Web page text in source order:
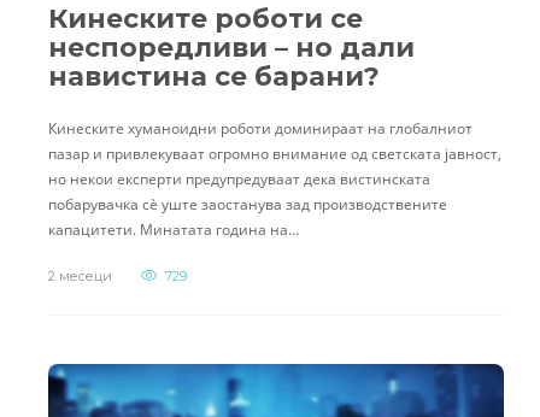
Кинеските роботи се
неспоредливи – но дали
навистина се барани?
Кинеските хуманоидни роботи доминираат на глобалниот
пазар и привлекуваат огромно внимание од светската јавност,
но некои експерти предупредуваат дека вистинската
побарувачка сè уште заостанува зад производствените
капацитети. Минатата година на…
2 месеци 729